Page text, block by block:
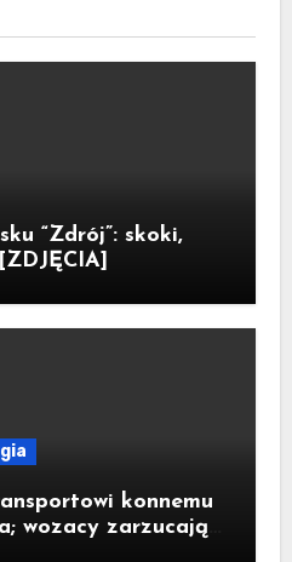
“Zdrój”: skoki,
konnemu
wozacy zarzucają